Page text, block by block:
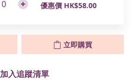
優惠價 HK$58.00
立即購買
加入追蹤清單